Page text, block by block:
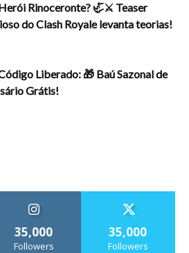
Rinoceronte? 🦏⚔️ Teaser
do Clash Royale levanta teorias!
Liberado: 🎁 Baú Sazonal de
Grátis!
35,000
Followers
35,000
Followers